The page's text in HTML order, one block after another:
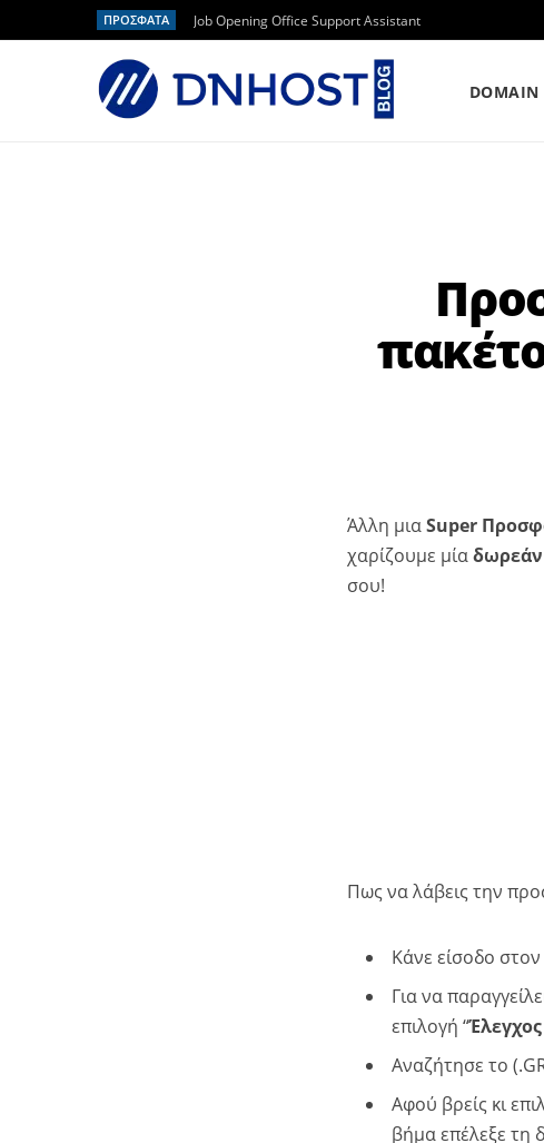
ΠΡΟΣΦΑΤΑ Job Opening Office Support Assistant
DOMAIN
Άλλη μιαSuper
χαρίζουμε μία
σου!
Πως να λάβεις την
Κάνε είσοδο
Για να
επιλογή “
Αναζήτησε το
Αφού βρείς κι
βήμα επέλεξε τη